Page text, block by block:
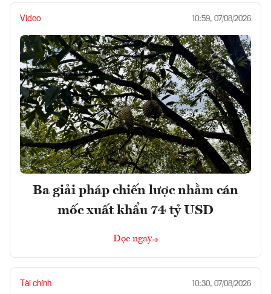
Video 10:59, 07/08/2026
Ba giải pháp chiến lược nhằm cán
mốc xuất khẩu 74 tỷ USD
Đọc ngay
Tài chính 10:30, 07/08/2026